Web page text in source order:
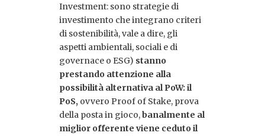
Investment: sono strategie di
investimento che integrano criteri
di sostenibilità, vale a dire, gli
aspetti ambientali, sociali e di
governace o ESG) stanno
prestando attenzione alla
possibilità alternativa al PoW: il
PoS, ovvero Proof of Stake, prova
della posta in gioco,banalmente al
miglior offerente viene ceduto il